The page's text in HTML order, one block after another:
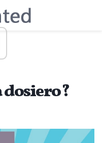
dosiero?